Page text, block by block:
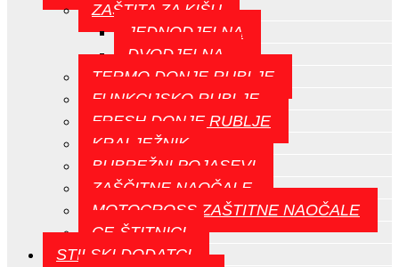
ZAŠTITA ZA KIŠU
JEDNODJELNA
DVODJELNA
TERMO DONJE RUBLJE
FUNKCIJSKO RUBLJE
FRESH DONJE RUBLJE
KRALJEŽNIK
BUBREŽNI POJASEVI
ZAŠČITNE NAOČALE
MOTOCROSS ZAŠTITNE NAOČALE
CE-ŠTITNICI
STILSKI DODATCI